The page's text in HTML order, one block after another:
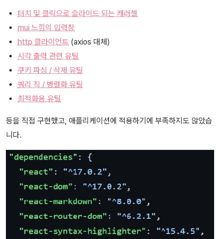
터치 및 클릭으로 슬라이드 되는 캐러셀
mui 느낌의 입력창
http 클라이언트 (axios 대체)
시각 출력 관련 유틸
쿠키 파싱 / 삭제 유틸
쿼리 직 / 병렬화 유틸
최적화용 유틸
등을 직접 구현했고, 애플리케이션에 적용하기에 부족하지도 않았습
니다.